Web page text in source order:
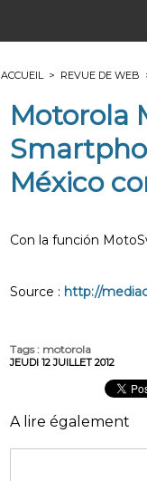
ACCUEIL > REVUE DE WEB
Motorola
México
Con la función
Source : http://
Tags: motorola
JEUDI 12 JUILLET 2012
A lire également